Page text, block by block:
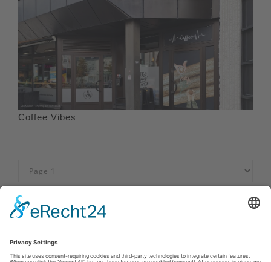
Coffee Vibes
Afdruk| Privacybeleid|Verklaring van toegankelijkheid |Neem